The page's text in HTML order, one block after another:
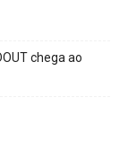
chega ao